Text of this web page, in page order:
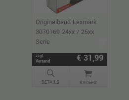
Originalband Lexmark
3070169 24xx / 25xx
Serie
zzgl.
Versand
€ 31,99
DETAILS KAUFEN